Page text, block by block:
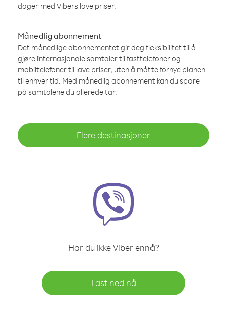
dager med Vibers lave priser.
Månedlig abonnement
Det månedlige abonnementet gir deg fleksibilitet til å
gjøre internasjonale samtaler til fasttelefoner og
mobiltelefoner til lave priser, uten å måtte fornye planen
til enhver tid. Med månedlig abonnement kan du spare
på samtalene du allerede tar.
Flere destinasjoner
Har du ikke Viber ennå?
Last ned nå